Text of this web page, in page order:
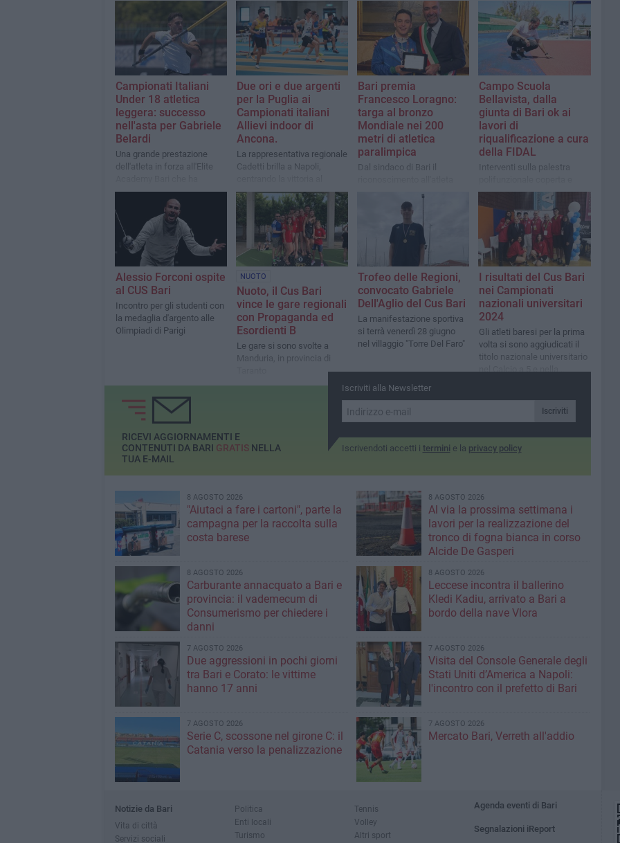
Campionati Italiani
Under 18 atletica
leggera: successo
nell'asta per Gabriele
Belardi
Una grande prestazione
dell'atleta in forza all'Elite
stabilito il nuovo record
Due ori e due argenti
per la Puglia ai
Campionati italiani
Allievi indoor di
Ancona.
La rappresentativa regionale
Cadetti brilla a Napoli,
Promoindoor
Bari premia
Francesco Loragno:
targa al bronzo
Mondiale nei 200
metri di atletica
paralimpica
Dal sindaco di Bari il
barese originario di Torre a
Campo Scuola
Bellavista, dalla
giunta di Bari ok ai
lavori di
riqualificazione a cura
della FIDAL
Interventi sulla palestra
sugli edifici per gli utenti
della palestra e del campo
di atletica leggera
Alessio Forconi ospite
al CUS Bari
Incontro per gli studenti con
la medaglia d'argento alle
Olimpiadi di Parigi
NUOTO
Nuoto, il Cus Bari
vince le gare regionali
con Propaganda ed
Esordienti B
Le gare si sono svolte a
Manduria, in provincia di
Trofeo delle Regioni,
convocato Gabriele
Dell'Aglio del Cus Bari
La manifestazione sportiva
si terrà venerdì 28 giugno
nel villaggio "Torre Del Faro"
I risultati del Cus Bari
nei Campionati
nazionali universitari
2024
Gli atleti baresi per la prima
volta si sono aggiudicati il
titolo nazionale universitario
nel Calcio a 5 e nella
Iscriviti alla Newsletter
Iscriviti
Iscrivendoti accetti i termini e la privacy policy
RICEVI AGGIORNAMENTI E
CONTENUTI DA BARI GRATISNELLA
TUA E-MAIL
8 AGOSTO 2026
"Aiutaci a fare i cartoni", parte la
campagna per la raccolta sulla
costa barese
8 AGOSTO 2026
Al via la prossima settimana i
lavori per la realizzazione del
tronco di fogna bianca in corso
Alcide De Gasperi
8 AGOSTO 2026
Carburante annacquato a Bari e
provincia: il vademecum di
Consumerismo per chiedere i
danni
8 AGOSTO 2026
Leccese incontra il ballerino
Kledi Kadiu, arrivato a Bari a
bordo della nave Vlora
7 AGOSTO 2026
Due aggressioni in pochi giorni
tra Bari e Corato: le vittime
hanno 17 anni
7 AGOSTO 2026
Visita del Console Generale degli
Stati Uniti d’America a Napoli:
l'incontro con il prefetto di Bari
7 AGOSTO 2026
Serie C, scossone nel girone C: il
Catania verso la penalizzazione
7 AGOSTO 2026
Mercato Bari, Verreth all'addio
Notizie da Bari
Vita di città
Servizi sociali
Politica
Enti locali
Turismo
Tennis
Volley
Altri sport
Agenda eventi di Bari
Segnalazioni iReport